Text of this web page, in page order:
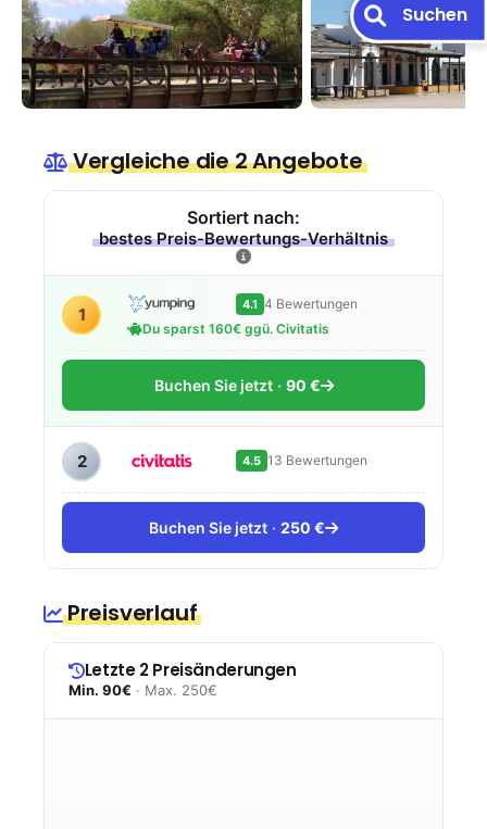
Vergleiche die 2 Angebote
Sortiert nach:
bestes Preis-Bewertungs-Verhältnis
1 4.1 4 Bewertungen
Du sparst 160€ ggü. Civitatis
Buchen Sie jetzt 90 €
2 4.5 13 Bewertungen
Buchen Sie jetzt 250 €
Preisverlauf
Letzte 2 Preisänderungen
Min. 90€ · Max. 250€
Suchen